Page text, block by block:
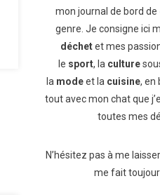
mon journal de bord de
genre. Je consigne ici
déchetet mes
le sport, la culture
la modeet la cuisine, en
tout avec mon chat que
toutes mes
N’hésitez pas à me
me fait